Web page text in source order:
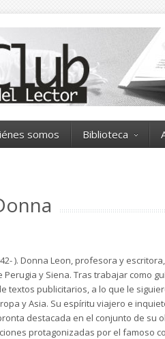
somos Biblioteca
). Donna Leon, profesora y
Perugia y Siena. Tras trabajar como
textos publicitarios, a lo que le
y Asia. Su espíritu viajero e
destacada en el conjunto de su
protagonizadas por el famoso